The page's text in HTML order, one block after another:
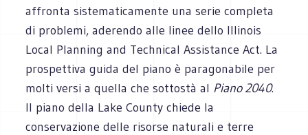
affronta sistematicamente una serie completa
di problemi, aderendo alle linee dello Illinois
Local Planning and Technical Assistance Act. La
prospettiva guida del piano è paragonabile per
molti versi a quella che sottostà al Piano 2040.
Il piano della Lake County chiede la
conservazione delle risorse naturali e terre